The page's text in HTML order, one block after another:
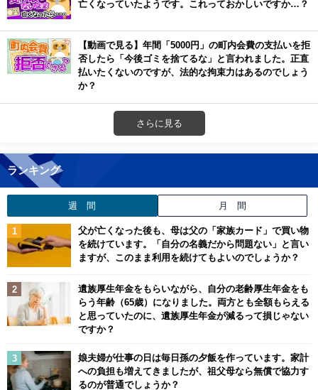
亡くなっていたようです。これっておかしいですか…？
【動画で見る】年間「5000円」の町内会費の支払いを拒
否したら「今後ゴミを捨てるな」と言われました。正直
払いたくないのですが、法的な拘束力はあるのでしょう
か？
さらに見る
ランキング
週 間 月 間
父が亡くなった後も、母は父の「家族カード」で買い物
を続けています。「自分の名義だから問題ない」と言い
ますが、このまま利用を続けてもよいのでしょうか？
遺族厚生年金をもらいながら、自分の老齢厚生年金をも
らう年齢（65歳）になりました。両方とも全額もらえる
と思っていたのに、遺族厚生年金が減るって損じゃない
ですか？
娘夫婦が仕事の日は毎日孫の夕飯を作っています。家計
への負担も増えてきましたが、祖父母なら無償で協力す
るのが普通でしょうか？